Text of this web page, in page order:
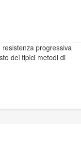
progressiva
dei tipici metodi di